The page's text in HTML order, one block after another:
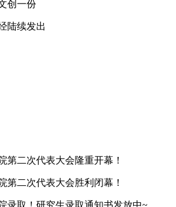
创一份
陆续发出
第二次代表大会隆重开幕！
第二次代表大会胜利闭幕！